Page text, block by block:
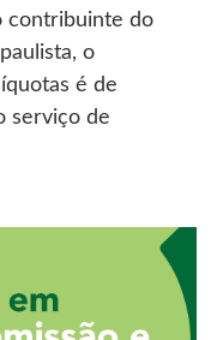
contribuinte do
o
é de
serviço de